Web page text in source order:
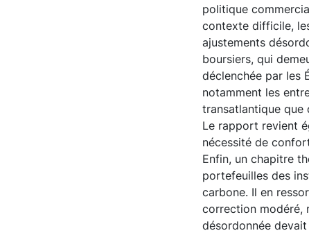
politique
contexte difficile,
ajustements
boursiers, qui
déclenchée par les
notamment les
transatlantique que
Le rapport revient
nécessité de
Enfin, un chapitre
portefeuilles des
carbone. Il en
correction modéré,
désordonnée